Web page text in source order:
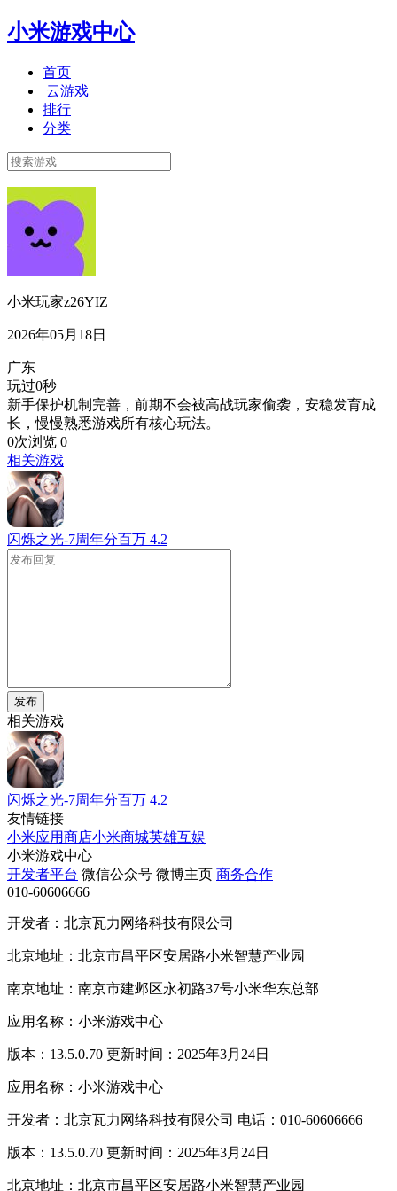
小米游戏中心
首页
云游戏
排行
分类
小米玩家z26YIZ
2026年05月18日
广东
玩过0秒
新手保护机制完善，前期不会被高战玩家偷袭，安稳发育成
长，慢慢熟悉游戏所有核心玩法。
0次浏览 0
相关游戏
闪烁之光-7周年分百万 4.2
发布
相关游戏
闪烁之光-7周年分百万 4.2
友情链接
小米应用商店小米商城英雄互娱
小米游戏中心
开发者平台 微信公众号 微博主页 商务合作
010-60606666
开发者：北京瓦力网络科技有限公司
北京地址：北京市昌平区安居路小米智慧产业园
南京地址：南京市建邺区永初路37号小米华东总部
应用名称：小米游戏中心
版本：13.5.0.70 更新时间：2025年3月24日
应用名称：小米游戏中心
开发者：北京瓦力网络科技有限公司 电话：010-60606666
版本：13.5.0.70 更新时间：2025年3月24日
北京地址：北京市昌平区安居路小米智慧产业园